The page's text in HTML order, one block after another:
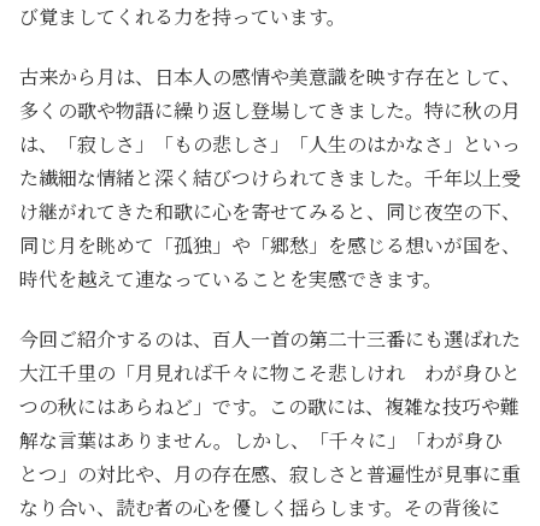
び覚ましてくれる力を持っています。
古来から月は、日本人の感情や美意識を映す存在として、
多くの歌や物語に繰り返し登場してきました。特に秋の月
は、「寂しさ」「もの悲しさ」「人生のはかなさ」といっ
た繊細な情緒と深く結びつけられてきました。千年以上受
け継がれてきた和歌に心を寄せてみると、同じ夜空の下、
同じ月を眺めて「孤独」や「郷愁」を感じる想いが国を、
時代を越えて連なっていることを実感できます。
今回ご紹介するのは、百人一首の第二十三番にも選ばれた
大江千里の「月見れば千々に物こそ悲しけれ わが身ひと
つの秋にはあらねど」です。この歌には、複雑な技巧や難
解な言葉はありません。しかし、「千々に」「わが身ひ
とつ」の対比や、月の存在感、寂しさと普遍性が見事に重
なり合い、読む者の心を優しく揺らします。その背後に